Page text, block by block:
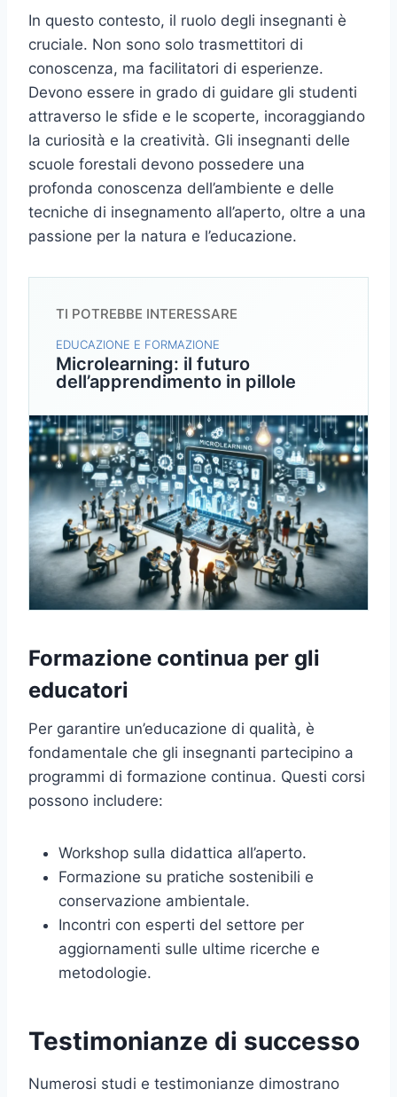
In questo contesto, il ruolo degli insegnanti è
cruciale. Non sono solo trasmettitori di
conoscenza, ma facilitatori di esperienze.
Devono essere in grado di guidare gli studenti
attraverso le sfide e le scoperte, incoraggiando
la curiosità e la creatività. Gli insegnanti delle
scuole forestali devono possedere una
profonda conoscenza dell’ambiente e delle
tecniche di insegnamento all’aperto, oltre a una
passione per la natura e l’educazione.
TI POTREBBE INTERESSARE
EDUCAZIONE E FORMAZIONE
Microlearning: il futuro
dell’apprendimento in pillole
Formazione continua per gli
educatori
Per garantire un’educazione di qualità, è
fondamentale che gli insegnanti partecipino a
programmi di formazione continua. Questi corsi
possono includere:
Workshop sulla didattica all’aperto.
Formazione su pratiche sostenibili e
conservazione ambientale.
Incontri con esperti del settore per
aggiornamenti sulle ultime ricerche e
metodologie.
Testimonianze di successo
Numerosi studi e testimonianze dimostrano